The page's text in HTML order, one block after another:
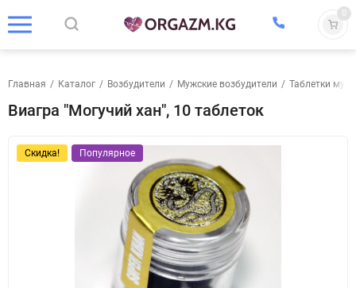
0
Главная / Каталог / Возбудители / Мужские возбудители / Таблетки
Виагра "Могучий хан", 10 таблеток
Скидка! Популярное